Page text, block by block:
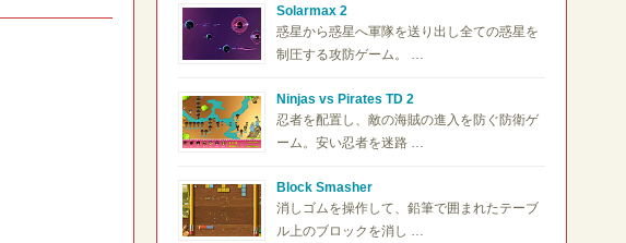
Solarmax 2
惑星から惑星へ軍隊を送り出し全ての惑星を
制圧する攻防ゲーム。 …
Ninjas vs Pirates TD 2
忍者を配置し、敵の海賊の進入を防ぐ防衛ゲ
ーム。安い忍者を迷路 …
Block Smasher
消しゴムを操作して、鉛筆で囲まれたテーブ
ル上のブロックを消し …